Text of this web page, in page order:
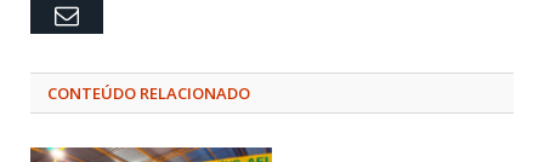
Email
CONTEÚDO RELACIONADO